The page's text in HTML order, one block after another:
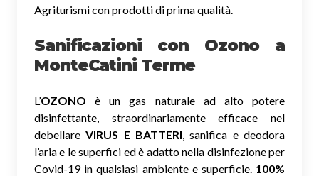
Agriturismi con prodotti di prima qualità.
Sanificazioni con Ozono a
MonteCatini Terme
L’OZONO è un gas naturale ad alto potere
disinfettante, straordinariamente efficace nel
debellareVIRUS E BATTERI, sanifica e deodora
l’aria e le superfici ed è adatto nella disinfezione per
Covid-19 in qualsiasi ambiente e superficie. 100%